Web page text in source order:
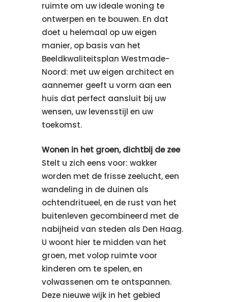
ruimte om uw ideale woning te
ontwerpen en te bouwen. En dat
doet u helemaal op uw eigen
manier, op basis van het
Beeldkwaliteitsplan Westmade-
Noord: met uw eigen architect en
aannemer geeft u vorm aan een
huis dat perfect aansluit bij uw
wensen, uw levensstijl en uw
toekomst.
Wonen in het groen, dichtbij de zee
Stelt u zich eens voor: wakker
worden met de frisse zeelucht, een
wandeling in de duinen als
ochtendritueel, en de rust van het
buitenleven gecombineerd met de
nabijheid van steden als Den Haag.
U woont hier te midden van het
groen, met volop ruimte voor
kinderen om te spelen, en
volwassenen om te ontspannen.
Deze nieuwe wijk in het gebied